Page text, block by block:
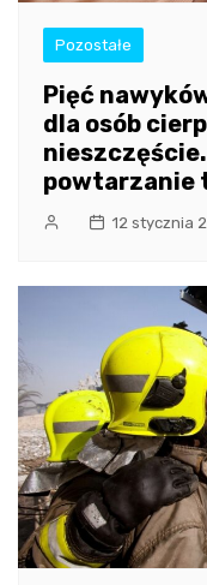
Pozostałe
Pięć
dla osób
powtarzanie
12 stycznia